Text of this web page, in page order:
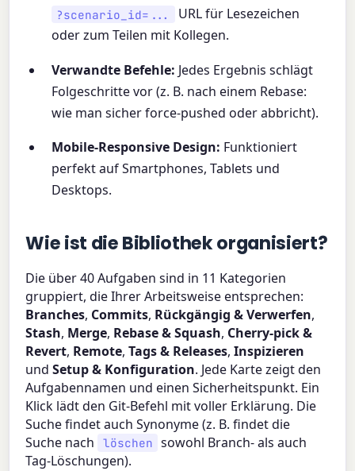
?scenario_id=...
URL für Lesezeichen
oder zum Teilen mit Kollegen.
Verwandte Befehle: Jedes Ergebnis schlägt
Folgeschritte vor (z. B. nach einem Rebase:
wie man sicher force-pushed oder abbricht).
Mobile-Responsive Design: Funktioniert
perfekt auf Smartphones, Tablets und
Desktops.
Wie ist die Bibliothek organisiert?
Die über 40 Aufgaben sind in 11 Kategorien
gruppiert, die Ihrer Arbeitsweise entsprechen:
Branches, Commits, Rückgängig & Verwerfen,
Stash, Merge, Rebase & Squash, Cherry-pick &
Revert, Remote,Tags & Releases,Inspizieren
undSetup & Konfiguration. Jede Karte zeigt den
Aufgabennamen und einen Sicherheitspunkt. Ein
Klick lädt den Git-Befehl mit voller Erklärung. Die
Suche findet auch Synonyme (z. B. findet die
Suche nach
löschen sowohl Branch- als auch
Tag-Löschungen).